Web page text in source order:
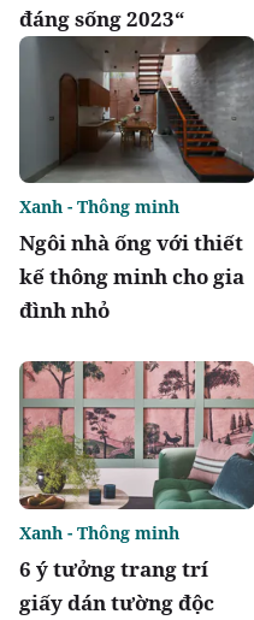
đáng sống 2023“
Ngôi nhà ống với thiết
kế thông minh cho gia
đình nhỏ
Xanh - Thông minh
6 ý tưởng trang trí
giấy dán tường độc
Xanh - Thông minh